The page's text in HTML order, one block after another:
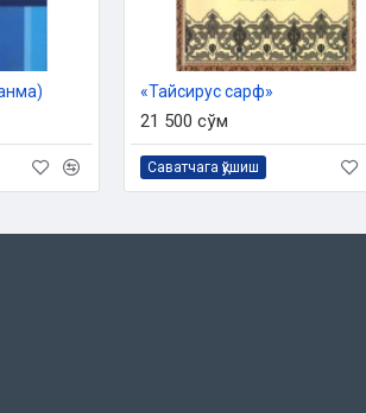
«Тайсирус сарф»
21 500 сўм
Саватчага қўшиш